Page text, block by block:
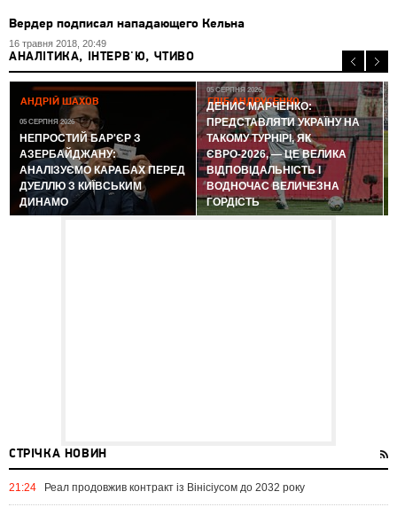
Вердер подписал нападающего Кельна
16 травня 2018, 20:49
АНАЛІТИКА, ІНТЕРВ'Ю, ЧТИВО
АНДРІЙ ШАХОВ
05 СЕРПНЯ 2026
НЕПРОСТИЙ БАР'ЄР З
АЗЕРБАЙДЖАНУ:
АНАЛІЗУЄМО КАРАБАХ ПЕРЕД
ДУЕЛЛЮ З КИЇВСЬКИМ
ДИНАМО
ГЛІБ АНДРУСЕНКО
05 СЕРПНЯ 2026
ДЕНИС МАРЧЕНКО:
ПРЕДСТАВЛЯТИ УКРАЇНУ НА
ТАКОМУ ТУРНІРІ, ЯК
ЄВРО-2026, — ЦЕ ВЕЛИКА
ВІДПОВІДАЛЬНІСТЬ І
ВОДНОЧАС ВЕЛИЧЕЗНА
ГОРДІСТЬ
СТРІЧКА НОВИН
21:24 Реал продовжив контракт із Вінісіусом до 2032 року